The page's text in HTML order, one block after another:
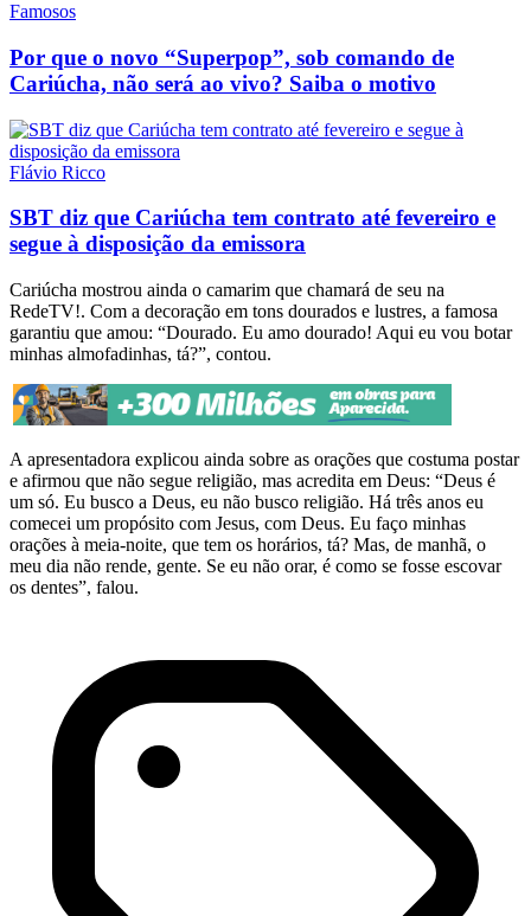
Famosos
Por que o novo “Superpop”, sob comando de
Cariúcha, não será ao vivo? Saiba o motivo
Flávio Ricco
SBT diz que Cariúcha tem contrato até fevereiro e
segue à disposição da emissora
Cariúcha mostrou ainda o camarim que chamará de seu na
RedeTV!. Com a decoração em tons dourados e lustres, a famosa
garantiu que amou: “Dourado. Eu amo dourado! Aqui eu vou botar
minhas almofadinhas, tá?”, contou.
A apresentadora explicou ainda sobre as orações que costuma postar
e afirmou que não segue religião, mas acredita em Deus: “Deus é
um só. Eu busco a Deus, eu não busco religião. Há três anos eu
comecei um propósito com Jesus, com Deus. Eu faço minhas
orações à meia-noite, que tem os horários, tá? Mas, de manhã, o
meu dia não rende, gente. Se eu não orar, é como se fosse escovar
os dentes”, falou.